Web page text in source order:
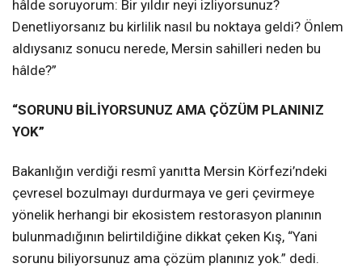
hâlde soruyorum: Bir yıldır neyi izliyorsunuz?
Denetliyorsanız bu kirlilik nasıl bu noktaya geldi? Önlem
aldıysanız sonucu nerede, Mersin sahilleri neden bu
hâlde?”
“SORUNU BİLİYORSUNUZ AMA ÇÖZÜM PLANINIZ
YOK”
Bakanlığın verdiği resmî yanıtta Mersin Körfezi’ndeki
çevresel bozulmayı durdurmaya ve geri çevirmeye
yönelik herhangi bir ekosistem restorasyon planının
bulunmadığının belirtildiğine dikkat çeken Kış, “Yani
sorunu biliyorsunuz ama çözüm planınız yok.” dedi.